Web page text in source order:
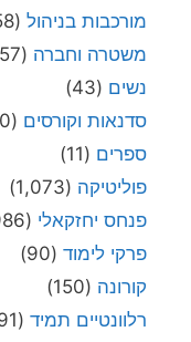
מורכבות בניהול (1,258)
משטרה וחברה (57)
נשים (43)
סדנאות וקורסים (10)
ספרים (11)
פוליטיקה (1,073)
פנחס יחזקאלי (1,986)
פרקי לימוד (90)
קורונה (150)
רלוונטיים תמיד (4,091)